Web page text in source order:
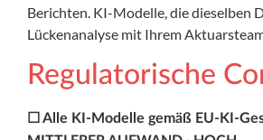
Berichten. KI-Modelle, die dieselben
Lückenanalyse mit Ihrem
Regulatorische
☐ Alle KI-Modelle gemäß EU-KI-